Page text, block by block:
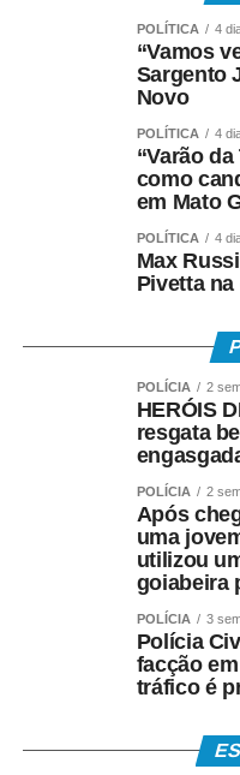
receber, até a próxima
definição dos critérios
Outro lado
Em nota, a Associação
Pesquisa (ABEP)
as pesquisas medem
em que são realizadas
promessas de
“Entre a
votação,
mudam
deixam
alteram
que uma
acerte o
bola de
POLÍTICA 4
“Vamos
Sargento
Novo
POLÍTICA 4
“Varão
como
em Mato
POLÍTICA 4
Max
Pivetta
POLÍCIA 2
HERÓIS
resgata
POLÍCIA 2
Após
uma
utilizou
goiabeira
POLÍCIA 3
Polícia
facção
tráfico é